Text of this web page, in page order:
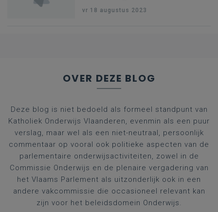
vr 18 augustus 2023
OVER DEZE BLOG
Deze blog is niet bedoeld als formeel standpunt van
Katholiek Onderwijs Vlaanderen, evenmin als een puur
verslag, maar wel als een niet-neutraal, persoonlijk
commentaar op vooral ook politieke aspecten van de
parlementaire onderwijsactiviteiten, zowel in de
Commissie Onderwijs en de plenaire vergadering van
het Vlaams Parlement als uitzonderlijk ook in een
andere vakcommissie die occasioneel relevant kan
zijn voor het beleidsdomein Onderwijs.